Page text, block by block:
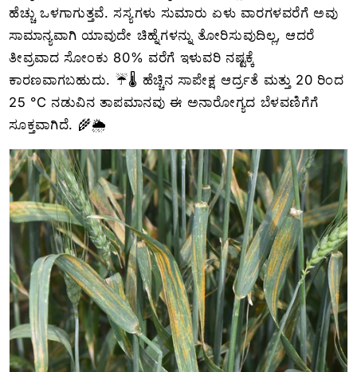
ಹೆಚ್ಚು ಒಳಗಾಗುತ್ತವೆ. ಸಸ್ಯಗಳು ಸುಮಾರು ಏಳು ವಾರಗಳವರೆಗೆ ಅವು
ಸಾಮಾನ್ಯವಾಗಿ ಯಾವುದೇ ಚಿಹ್ನೆಗಳನ್ನು ತೋರಿಸುವುದಿಲ್ಲ, ಆದರೆ
ತೀವ್ರವಾದ ಸೋಂಕು 80% ವರೆಗೆ ಇಳುವರಿ ನಷ್ಟಕ್ಕೆ
ಕಾರಣವಾಗಬಹುದು. ☔🌡️ ಹೆಚ್ಚಿನ ಸಾಪೇಕ್ಷ ಆರ್ದ್ರತೆ ಮತ್ತು 20 ರಿಂದ
25 °C ನಡುವಿನ ತಾಪಮಾನವು ಈ ಅನಾರೋಗ್ಯದ ಬೆಳವಣಿಗೆಗೆ
ಸೂಕ್ತವಾಗಿದೆ. 🌾🌦️